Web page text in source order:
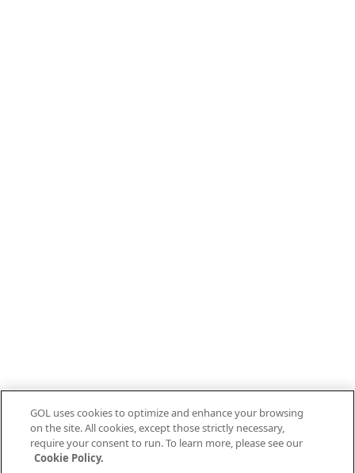
GOL uses cookies to optimize and enhance your browsing
on the site. All cookies, except those strictly necessary,
require your consent to run. To learn more, please see our
Cookie Policy.